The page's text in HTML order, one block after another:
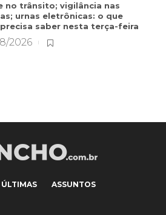
no trânsito; vigilância nas
urnas eletrônicas: o que
saber nesta terça-feira
2026
ÚLTIMAS ASSUNTOS